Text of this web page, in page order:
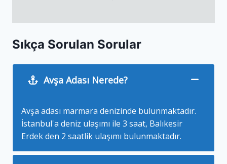
Sıkça Sorulan Sorular
Avşa Adası Nerede?
Avşa adası marmara denizinde bulunmaktadır.
İstanbul'a deniz ulaşımı ile 3 saat, Balıkesir
Erdek den 2 saatlik ulaşımı bulunmaktadır.